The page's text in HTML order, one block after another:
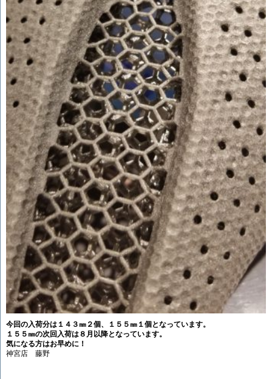
今回の入荷分は１４３㎜２個、１５５㎜１個となっています。
１５５㎜の次回入荷は８月以降となっています。
気になる方はお早めに！
神宮店 藤野